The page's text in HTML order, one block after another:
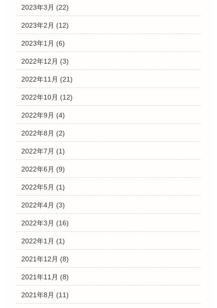
2023年3月 (22)
2023年2月 (12)
2023年1月 (6)
2022年12月 (3)
2022年11月 (21)
2022年10月 (12)
2022年9月 (4)
2022年8月 (2)
2022年7月 (1)
2022年6月 (9)
2022年5月 (1)
2022年4月 (3)
2022年3月 (16)
2022年1月 (1)
2021年12月 (8)
2021年11月 (8)
2021年8月 (11)